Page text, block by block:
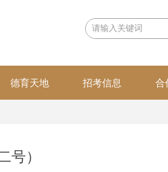
德育天地 招考信息 合
号）